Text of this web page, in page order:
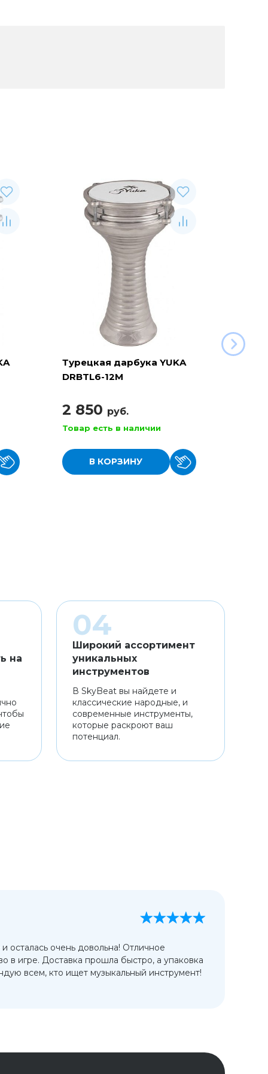
Турецкая дарбука YUKA
DRBTL6-12M
2 850 руб.
Товар есть в наличии
В КОРЗИНУ
на
Широкий ассортимент
уникальных
инструментов
В SkyBeat вы найдете и
классические народные, и
современные инструменты,
которые раскроют ваш
потенциал.
осталась очень довольна! Отличное
в игре. Доставка прошла быстро, а упаковка
всем, кто ищет музыкальный инструмент!